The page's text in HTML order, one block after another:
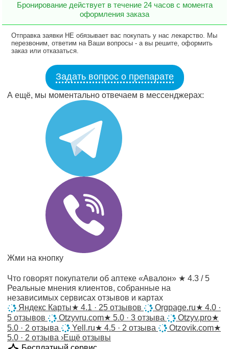
Бронирование действует в течение 24 часов с момента
оформления заказа
Отправка заявки НЕ обязывает вас покупать у нас лекарство. Мы
перезвоним, ответим на Ваши вопросы - а вы решите, оформить
заказ или отказаться.
Задать вопрос о препарате
А ещё, мы моментально отвечаем в мессенджерах:
Жми на кнопку
Что говорят покупатели об аптеке «Авалон» ★ 4.3 / 5
Реальные мнения клиентов, собранные на
независимых сервисах отзывов и картах
Яндекс Карты★ 4.1 · 25 отзывов Orgpage.ru★ 4.0 ·
5 отзывов
Otzyvru.com★ 5.0 · 3 отзыва Otzyv.pro★
5.0 · 2 отзыва
Yell.ru★ 4.5 · 2 отзыва Otzovik.com★
5.0 · 2 отзыва ›Ещё отзывы